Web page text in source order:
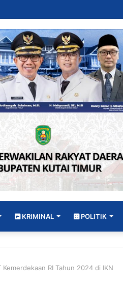
KRIMINAL POLITIK
RI Tahun 2024 di IKN